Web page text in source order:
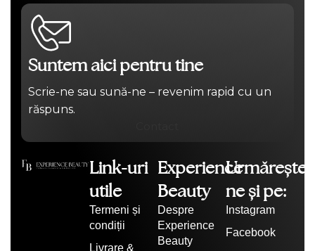
Suntem aici pentru tine
Scrie-ne sau sună-ne – revenim rapid cu un
răspuns.
Link-uri
utile
Termeni și
condiții
Livrare &
Experience
Beauty
Despre
Experience
Beauty
Urmărește-
ne și pe:
Instagram
Facebook